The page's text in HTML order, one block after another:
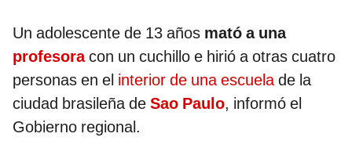
Un adolescente de 13 años mató a una
profesoracon un cuchillo e hirió a otras cuatro
personas en el interior de una escuelade la
ciudad brasileña de Sao Paulo, informó el
Gobierno regional.